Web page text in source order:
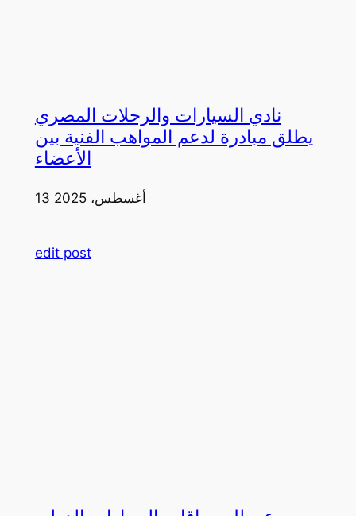
نادي السيارات والرحلات المصري
يطلق مبادرة لدعم المواهب الفنية بين
الأعضاء
13 أغسطس، 2025
edit post